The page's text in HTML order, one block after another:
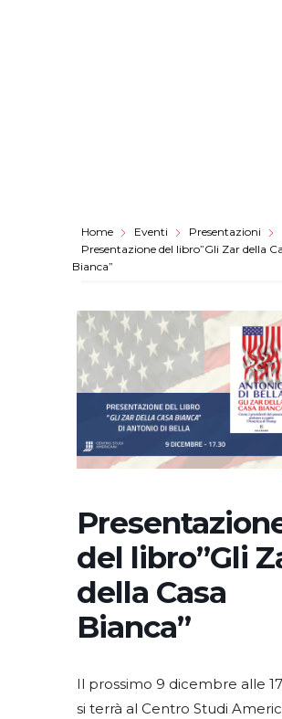
Home Eventi
Presentazioni
Presentazione del libro”Gli Zar della
Bianca”
del libro”Gli
della Casa
Bianca”
Il prossimo 9 dicembre alle
si terrà al Centro Studi